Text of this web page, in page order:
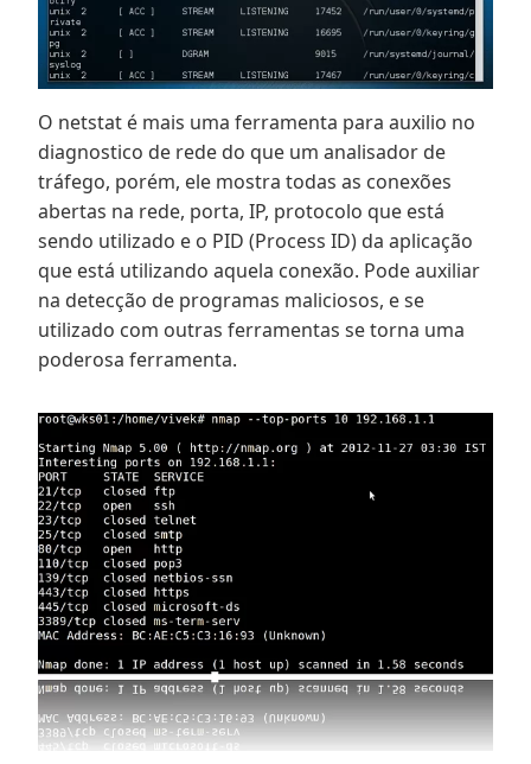
O netstat é mais uma ferramenta para auxilio no
diagnostico de rede do que um analisador de
tráfego, porém, ele mostra todas as conexões
abertas na rede, porta, IP, protocolo que está
sendo utilizado e o PID (Process ID) da aplicação
que está utilizando aquela conexão. Pode auxiliar
na detecção de programas maliciosos, e se
utilizado com outras ferramentas se torna uma
poderosa ferramenta.